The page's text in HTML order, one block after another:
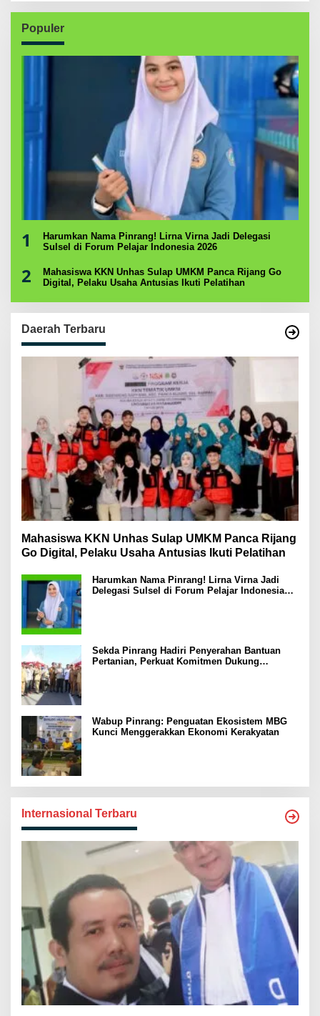
Populer
1
Harumkan Nama Pinrang! Lirna Virna Jadi Delegasi
Sulsel di Forum Pelajar Indonesia 2026
2
Mahasiswa KKN Unhas Sulap UMKM Panca Rijang Go
Digital, Pelaku Usaha Antusias Ikuti Pelatihan
Daerah Terbaru
Mahasiswa KKN Unhas Sulap UMKM Panca Rijang
Go Digital, Pelaku Usaha Antusias Ikuti Pelatihan
Harumkan Nama Pinrang! Lirna Virna Jadi
Delegasi Sulsel di Forum Pelajar Indonesia
Sekda Pinrang Hadiri Penyerahan Bantuan
Pertanian, Perkuat Komitmen Dukung
Wabup Pinrang: Penguatan Ekosistem MBG
Kunci Menggerakkan Ekonomi Kerakyatan
Internasional Terbaru